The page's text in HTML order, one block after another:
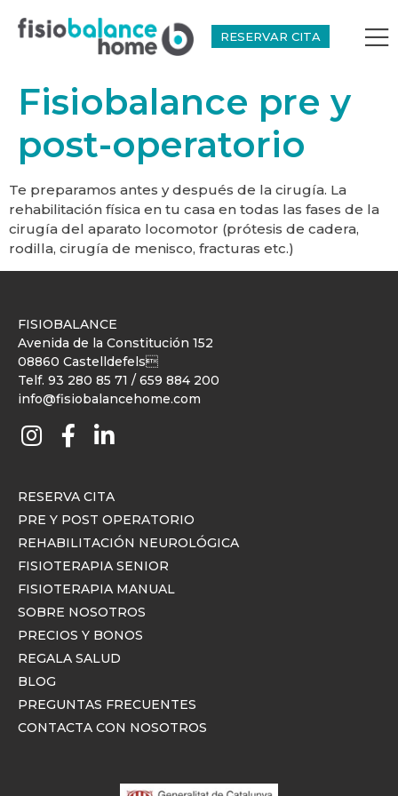
RESERVAR CITA
Fisiobalance pre y
post-operatorio
Te preparamos antes y después de la cirugía. La
rehabilitación física en tu casa en todas las fases de la
cirugía del aparato locomotor (prótesis de cadera,
rodilla, cirugía de menisco, fracturas etc.)
FISIOBALANCE
Avenida de la Constitución 152
08860 Castelldefels
Telf. 93 280 85 71 / 659 884 200
info@fisiobalancehome.com
RESERVA CITA
PRE Y POST OPERATORIO
REHABILITACIÓN NEUROLÓGICA
FISIOTERAPIA SENIOR
FISIOTERAPIA MANUAL
SOBRE NOSOTROS
PRECIOS Y BONOS
REGALA SALUD
BLOG
PREGUNTAS FRECUENTES
CONTACTA CON NOSOTROS